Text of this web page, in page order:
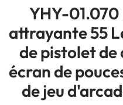
YHY-01.070
attrayante 55
de pistolet de
écran de
de jeu